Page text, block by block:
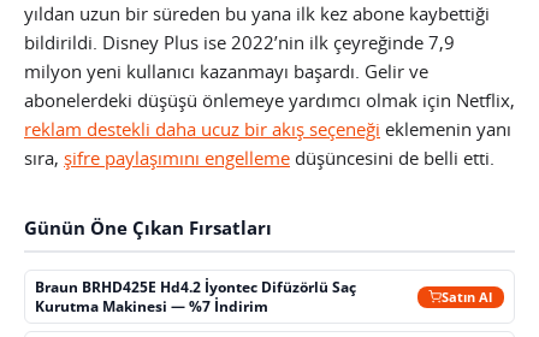
yıldan uzun bir süreden bu yana ilk kez abone kaybettiği
bildirildi. Disney Plus ise 2022’nin ilk çeyreğinde 7,9
milyon yeni kullanıcı kazanmayı başardı. Gelir ve
abonelerdeki düşüşü önlemeye yardımcı olmak için Netflix,
reklam destekli daha ucuz bir akış seçeneği eklemenin yanı
sıra, şifre paylaşımını engelleme düşüncesini de belli etti.
Günün Öne Çıkan Fırsatları
Braun BRHD425E Hd4.2 İyontec Difüzörlü Saç
Kurutma Makinesi — %7 İndirim
Satın Al